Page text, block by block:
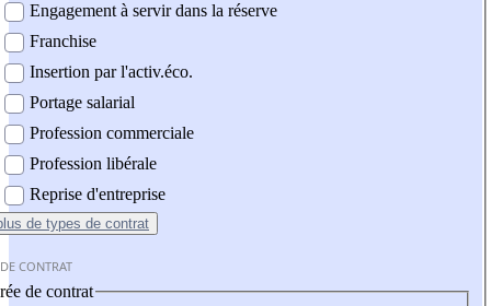
Engagement à servir dans la réserve
Franchise
Insertion par l'activ.éco.
Portage salarial
Profession commerciale
Profession libérale
Reprise d'entreprise
de types de contrat
CONTRAT
de contrat